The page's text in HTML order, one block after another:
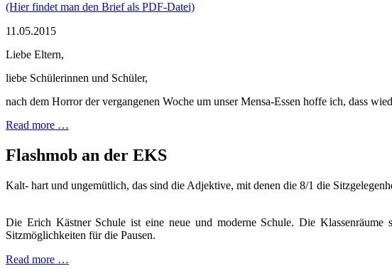
(Hier findet man den Brief als PDF-Datei)
11.05.2015
Liebe Eltern,
liebe Schülerinnen und Schüler,
nach dem Horror der vergangenen Woche um unser Mensa-Essen hoffe ich, dass
Read more …
Flashmob an der EKS
Kalt- hart und ungemütlich, das sind die Adjektive, mit denen die 8/1 die
Die Erich Kästner Schule ist eine neue und moderne Schule. Die Klassenräume
Sitzmöglichkeiten für die Pausen.
Read more …